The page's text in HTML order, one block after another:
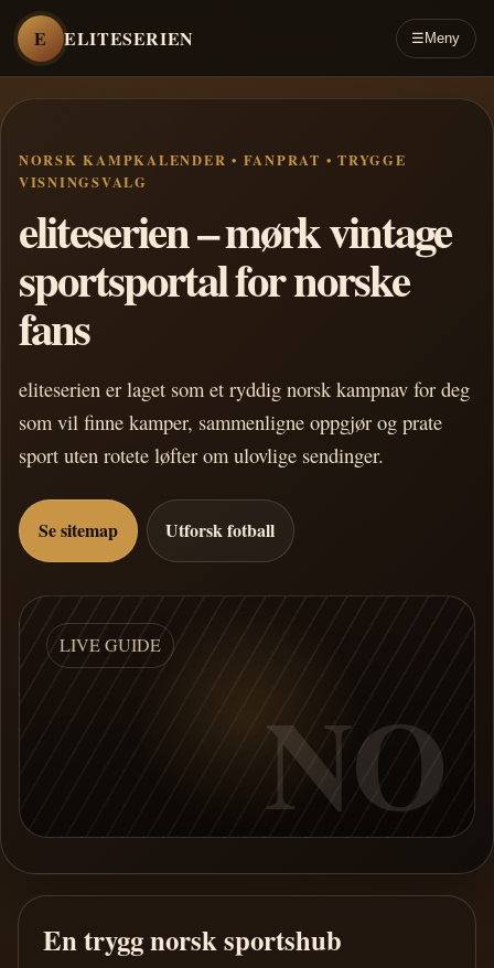
E ELITESERIEN ☰ Meny
NORSK KAMPKALENDER • FANPRAT • TRYGGE
VISNINGSVALG
eliteserien – mørk vintage
sportsportal for norske
fans
eliteserien er laget som et ryddig norsk kampnav for deg
som vil finne kamper, sammenligne oppgjør og prate
sport uten rotete løfter om ulovlige sendinger.
Se sitemap Utforsk fotball
LIVE GUIDE
NO
En trygg norsk sportshub